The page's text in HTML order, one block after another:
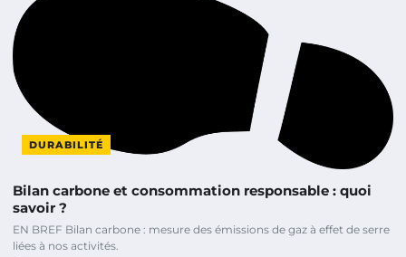
DURABILITÉ
Bilan carbone et consommation responsable : quoi
savoir ?
EN BREF Bilan carbone : mesure des émissions de gaz à effet de serre
liées à nos activités.